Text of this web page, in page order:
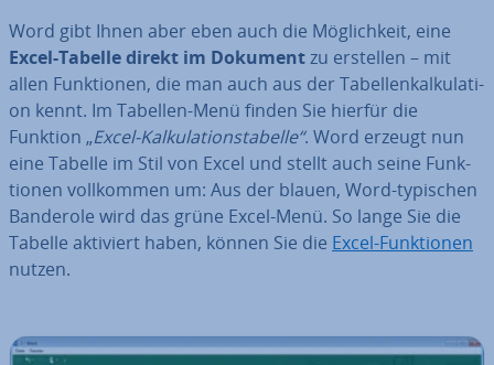
Word gibt Ihnen aber eben auch die Mög­lich­keit, eine
Excel-Tabelle direkt im Dokumentzu erstellen – mit
allen Funk­tio­nen, die man auch aus der Ta­bel­len­kal­ku­la­ti­
on kennt. Im Tabellen-Menü finden Sie hierfür die
Funktion „Excel-Kal­ku­la­ti­ons­ta­bel­le“. Word erzeugt nun
eine Tabelle im Stil von Excel und stellt auch seine Funk­
tio­nen voll­kom­men um: Aus der blauen, Word-typischen
Banderole wird das grüne Excel-Menü. So lange Sie die
Tabelle aktiviert haben, können Sie die Excel-Funk­tio­nen
nutzen.